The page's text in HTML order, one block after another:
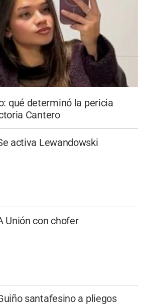
qué determinó la pericia
Cantero
activa Lewandowski
Unión con chofer
santafesino a pliegos